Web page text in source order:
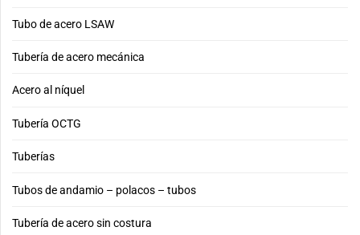
Tubo de acero LSAW
Tubería de acero mecánica
Acero al níquel
Tubería OCTG
Tuberías
Tubos de andamio – polacos – tubos
Tubería de acero sin costura